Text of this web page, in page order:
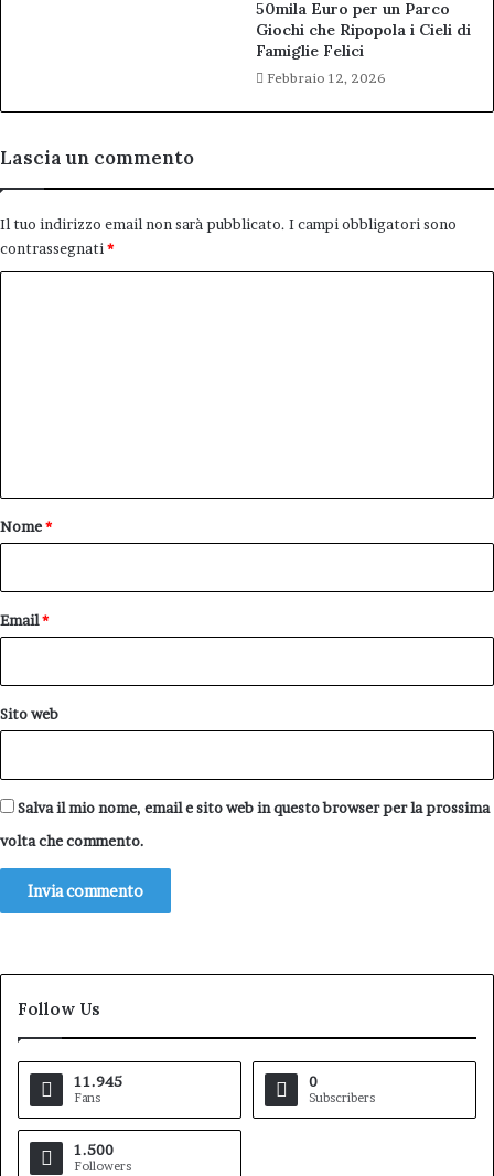
50mila Euro per un Parco
Giochi che Ripopola i Cieli di
Famiglie Felici
Febbraio 12, 2026
Lascia un commento
Il tuo indirizzo email non sarà pubblicato. I campi obbligatori sono
contrassegnati*
o
Nome*
Email*
Sito web
Salva il mio nome, email e sito web in questo browser per la prossima
volta che commento.
Follow Us
11.945
Fans
0
Subscribers
1.500
Followers